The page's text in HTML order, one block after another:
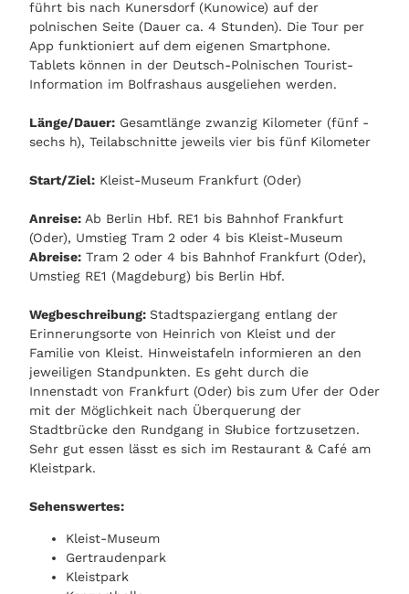
führt bis nach Kunersdorf (Kunowice) auf der
polnischen Seite (Dauer ca. 4 Stunden). Die Tour per
App funktioniert auf dem eigenen Smartphone.
Tablets können in der Deutsch-Polnischen Tourist-
Information im Bolfrashaus ausgeliehen werden.
Länge/Dauer: Gesamtlänge zwanzig Kilometer (fünf -
sechs h), Teilabschnitte jeweils vier bis fünf Kilometer
Start/Ziel: Kleist-Museum Frankfurt (Oder)
Anreise: Ab Berlin Hbf. RE1 bis Bahnhof Frankfurt
(Oder), Umstieg Tram 2 oder 4 bis Kleist-Museum
Abreise: Tram 2 oder 4 bis Bahnhof Frankfurt (Oder),
Umstieg RE1 (Magdeburg) bis Berlin Hbf.
Wegbeschreibung: Stadtspaziergang entlang der
Erinnerungsorte von Heinrich von Kleist und der
Familie von Kleist. Hinweistafeln informieren an den
jeweiligen Standpunkten. Es geht durch die
Innenstadt von Frankfurt (Oder) bis zum Ufer der Oder
mit der Möglichkeit nach Überquerung der
Stadtbrücke den Rundgang in Słubice fortzusetzen.
Sehr gut essen lässt es sich im Restaurant & Café am
Kleistpark.
Sehenswertes:
Kleist-Museum
Gertraudenpark
Kleistpark